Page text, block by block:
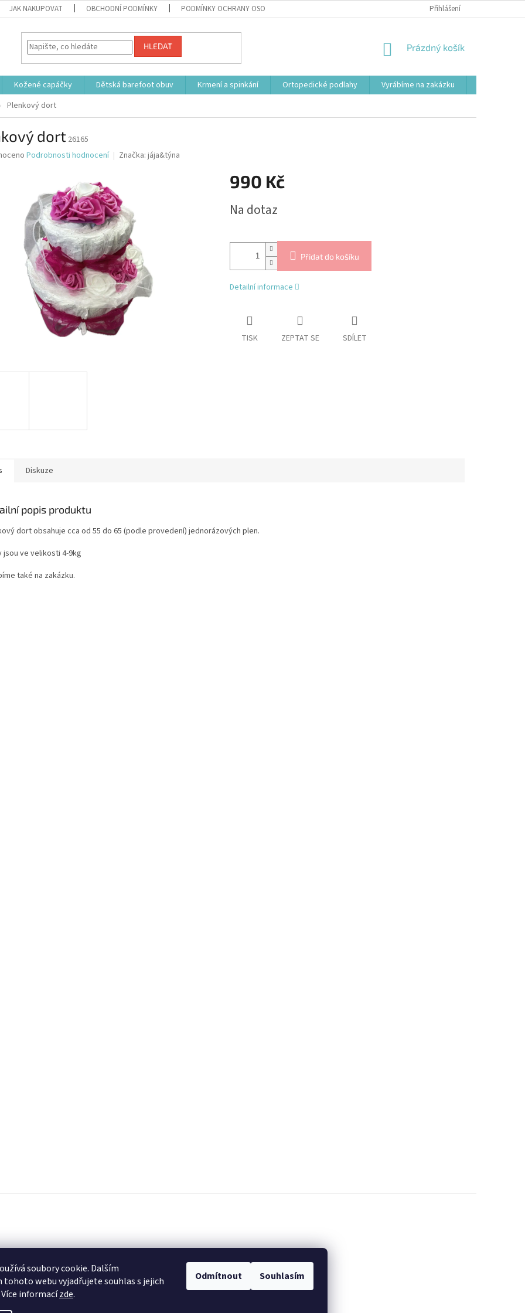
soubory cookie. Dalším
tohoto webu vyjadřujete souhlas s jejich
informacízde.
Odmítnout Souhlasím
JAK NAKUPOVAT OBCHODNÍ PODMÍNKY PODMÍNKY OCHRANY OSOBNÍCH ÚDAJŮ Přihlášení
HLEDAT
NÁKUPNÍ
Prázdný košík
Kožené capáčky Dětská barefoot obuv Krmení a spinkání Ortopedické podlahy Vyrábíme na zakázku
Plenkový dort
dort 26165
Podrobnosti hodnocení Značka: jája&týna
990 Kč
cena:
Na dotaz
Přidat do košíku
Detailní informace
TISK ZEPTAT SE SDÍLET
Diskuze
popis produktu
dort obsahuje cca od 55 do 65 (podle provedení) jednorázových plen.
jsou ve velikosti 4-9kg
také na zakázku.